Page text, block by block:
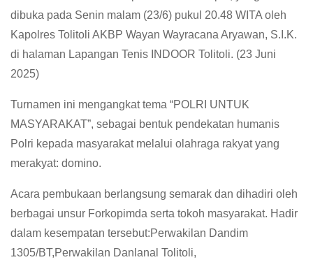
dibuka pada Senin malam (23/6) pukul 20.48 WITA oleh
Kapolres Tolitoli AKBP Wayan Wayracana Aryawan, S.I.K.
di halaman Lapangan Tenis INDOOR Tolitoli. (23 Juni
2025)
Turnamen ini mengangkat tema “POLRI UNTUK
MASYARAKAT”, sebagai bentuk pendekatan humanis
Polri kepada masyarakat melalui olahraga rakyat yang
merakyat: domino.
Acara pembukaan berlangsung semarak dan dihadiri oleh
berbagai unsur Forkopimda serta tokoh masyarakat. Hadir
dalam kesempatan tersebut:Perwakilan Dandim
1305/BT,Perwakilan Danlanal Tolitoli,